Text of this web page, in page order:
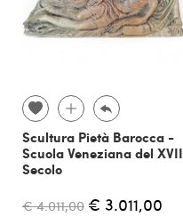
Scultura Pietà Barocca -
Scuola Veneziana del XVII
Secolo
€ 4.011,00 € 3.011,00